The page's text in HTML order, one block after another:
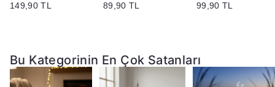
149,90 TL 89,90 TL 99,90 TL
Bu Kategorinin En Çok Satanları